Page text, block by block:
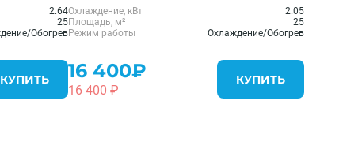
2.64
25
Обогрев
КУПИТЬ
Охлаждение, кВт
2.05
Площадь, м²
25
Режим работы
Охлаждение/Обогрев
16 400₽
16 400 ₽
КУПИТЬ